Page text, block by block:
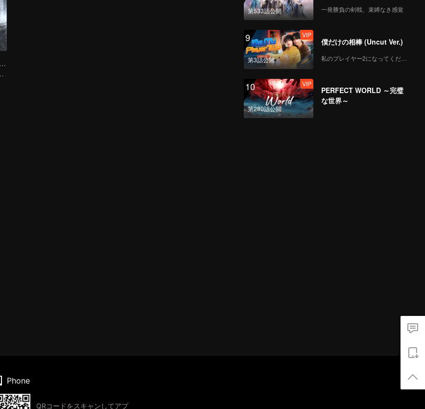
Blade's Dance with You
チューム
第533話公開 一発勝負の剣戟、束縛なき感覚
9
第3話公開
VIP
僕だけの相棒 (Uncut Ver.)
私のプレイヤー2になってください
10
第280話公開
VIP
PERFECT WORLD ～完璧
な世界～
Phone
QRコードをスキャンしてアプ